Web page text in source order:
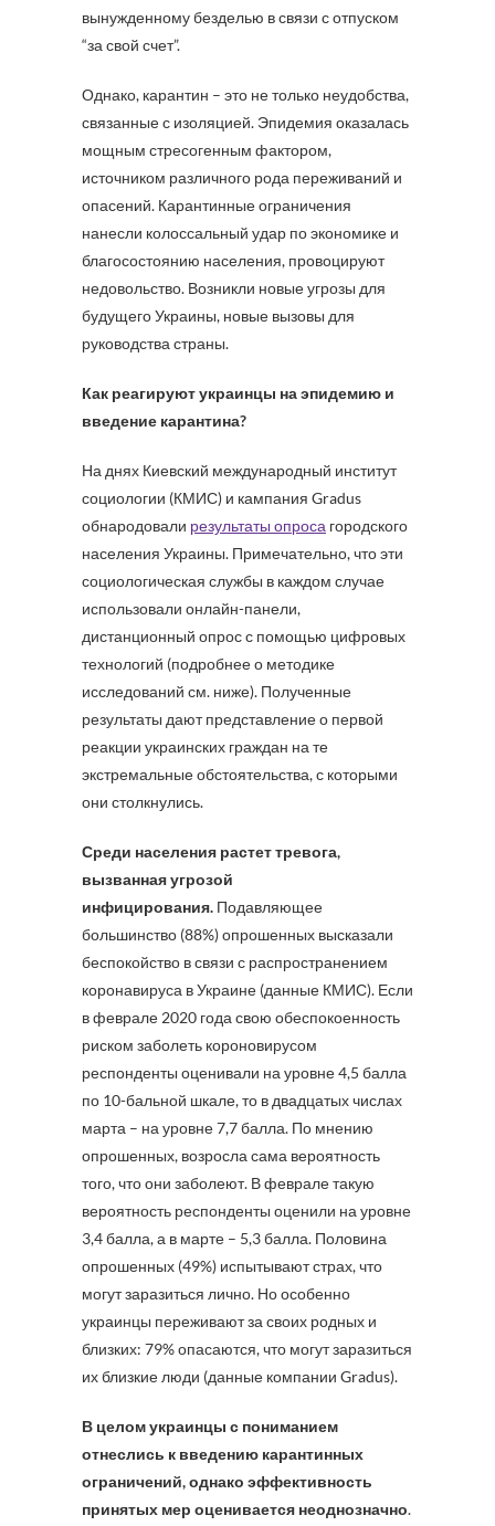
вынужденному безделью в связи с отпуском
“за свой счет”.
Однако, карантин – это не только неудобства,
связанные с изоляцией. Эпидемия оказалась
мощным стресогенным фактором,
источником различного рода переживаний и
опасений. Карантинные ограничения
нанесли колоссальный удар по экономике и
благосостоянию населения, провоцируют
недовольство. Возникли новые угрозы для
будущего Украины, новые вызовы для
руководства страны.
Как реагируют украинцы на эпидемию и
введение карантина?
На днях Киевский международный институт
социологии (КМИС) и кампания Gradus
обнародовали результаты опроса городского
населения Украины. Примечательно, что эти
социологическая службы в каждом случае
использовали онлайн-панели,
дистанционный опрос с помощью цифровых
технологий (подробнее о методике
исследований см. ниже). Полученные
результаты дают представление о первой
реакции украинских граждан на те
экстремальные обстоятельства, с которыми
они столкнулись.
Среди населения растет тревога,
вызванная угрозой
инфицирования. Подавляющее
большинство (88%) опрошенных высказали
беспокойство в связи с распространением
коронавируса в Украине (данные КМИС). Если
в феврале 2020 года свою обеспокоенность
риском заболеть короновирусом
респонденты оценивали на уровне 4,5 балла
по 10-бальной шкале, то в двадцатых числах
марта – на уровне 7,7 балла. По мнению
опрошенных, возросла сама вероятность
того, что они заболеют. В феврале такую
вероятность респонденты оценили на уровне
3,4 балла, а в марте – 5,3 балла. Половина
опрошенных (49%) испытывают страх, что
могут заразиться лично. Но особенно
украинцы переживают за своих родных и
близких: 79% опасаются, что могут заразиться
их близкие люди (данные компании Gradus).
В целом украинцы с пониманием
отнеслись к введению карантинных
ограничений, однако эффективность
принятых мер оценивается неоднозначно.